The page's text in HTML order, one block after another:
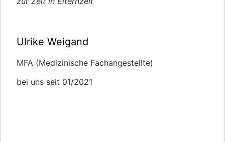
Ulrike Weigand
MFA (Medizinische Fachangestellte)
bei uns seit 01/2021